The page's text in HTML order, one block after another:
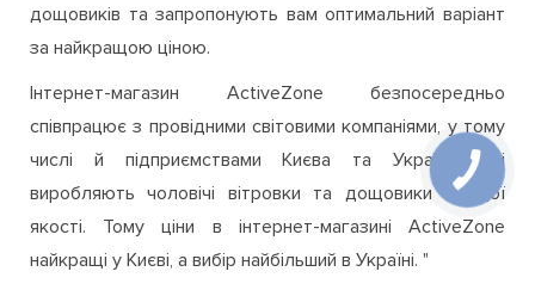
дощовиків та запропонують вам оптимальний варіант
за найкращою ціною.
Інтернет-магазин ActiveZone безпосередньо
співпрацює з провідними світовими компаніями, у тому
числі й підприємствами Києва та України, які
виробляють чоловічі вітровки та дощовики кращої
якості. Тому ціни в інтернет-магазині ActiveZone
найкращі у Києві, а вибір найбільший в Україні. "